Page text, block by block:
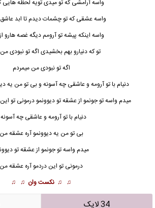
واسه آرامشی که تو میدی تویه لحظه هایی
واسه عشقی که تو چشمات دیدم تا ابد عاشق
واسه اینکه پیشه تو آرومم دیگه غصه هارو
تو که دنیارو بهم بخشیدی اگه تو نبودی
اگه تو نبودی من میمردم
دنیام با تو آرومه و عاشقی چه آسونه و بی تو من یه
میدم واسه تو جونمو از عشقه تو دیوونمو درمونی تو
دنیام با تو آرومه و عاشقی چه
بی تو من یه دیوونمو آره عشقه من
میدم واسه تو جونمو از عشقه تو
درمونی تو این دردمو آره عشقه من
♫ ♫ نکست وان ♫ ♫
34 لایک